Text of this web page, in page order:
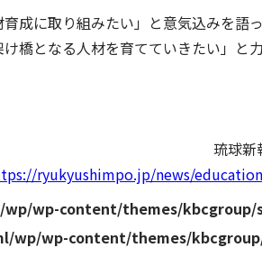
成に取り組みたい」と意気込みを語
橋となる人材を育てていきたい」と
琉球新
ryukyushimpo.jp/news/
wp-content/themes/kbcgroup/
wp/wp-content/themes/